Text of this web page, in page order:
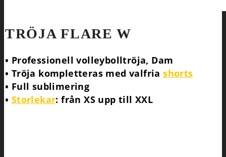
TRÖJA FLARE W
• Professionell volleybolltröja, Dam
• Tröja kompletteras med valfriashorts
• Full sublimering
• Storlekar: från XS upp till XXL